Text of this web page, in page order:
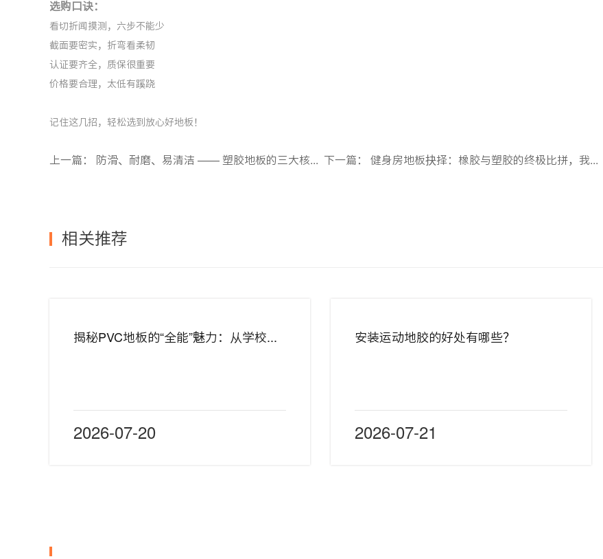
选购口诀：
看切折闻摸测，六步不能少
截面要密实，折弯看柔韧
认证要齐全，质保很重要
价格要合理，太低有蹊跷
记住这几招，轻松选到放心好地板！
上一篇： 防滑、耐磨、易清洁 —— 塑胶地板的三大核心竞争力解析 下一篇： 健身房地板抉择：橡胶与塑胶的终极比拼，我倾向这一款
相关推荐
2026-07-20
安装运动地胶的好处有哪些？
2026-07-21